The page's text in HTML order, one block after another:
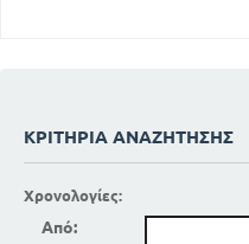
ΚΡΙΤΉΡΙΑ ΑΝΑΖΉΤΗΣΗΣ
Χρονολογίες:
Από: